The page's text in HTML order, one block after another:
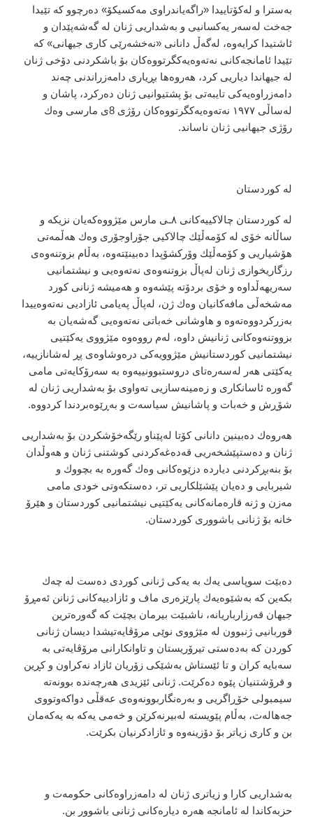
بەسترا و لەكۆتاییدا «راگەیاندراوی مەكسیكۆ» دەرچوو كە تێیدا
جەخت لەسەر یەكسانیی و بەشداریی ژنان لە گەشەپێدان و
ئاشتیدا كرایەوە، لەگەڵ دانانی «نەخشەرێی كاری جیهانی» كە
تێیدا ئامانجەكانی نەتەوەیەكگرتووەكان بۆ باشكردنی دۆخی ژنان
لە جیهاندا دیاریی كرد، هەروەها بڕیاری دامەزراندنی چەند
دامەزراوەیەكی تایبەتی بۆ پشتیوانیی ژنان دەركرد، پاشان و
لەساڵی ١٩٧٧ نەتەوەیەكگرتووەكان رۆژی 8ی مارسی وەك
رۆژی جیهانیی ژنان ناساند.
لە کوردستان
لە كوردستان چالاكییەكانی ٨ـی مارس مێژووەكەیان نزیكە و
ساڵانە خۆی لە كۆمەڵێك چالاكیی جۆراوجۆری وەك هەڵمەتی
هۆشیاریی و كۆمەڵێك وۆركشۆپدا دەبینێتەوە، بەڵام بزوتنەوەی
رزگاریخوازی ژنان لەپاڵ بزوتنەوەی نەتەوەیی و نیشتمانیی
سەریهەڵداوە و خۆی بردۆتە پێشەوە و هەمیشە ژنانی كورد
مەشخەڵی مافەكانیان وەك ژن، لەپاڵ پەیامی ئازادیی نەتەوەییدا
بەزركردووەتەوە و هاوشانی خەباتی نەتەوەیی گەشەیان بە
بزووتنەوەكانی ژنانیش داوە، لەم رووەوە مێژووی یەكێتیی
نیشتمانیی كوردستانیش مێژوویەكی درەوشاوەی پڕ لەشانازییە،
یەكێتی هەر لەسەرەتای دروستبوونییەوە بە سەرۆكایەتی مامی
گەورە ئاسانكاری و زەمینەسازیی تەواوی بۆ بەشداریی ژنان لە
شۆڕش و خەبات و پاشانیش سیاسەت و بەڕێوەبردندا كردووە.
هەروەك دەبینین دانانی كۆتا لەپێناو رێگەخۆشكردن بۆ بەشداریی
ژنان و دەستپێشخەریی قەدەغەكردنی كوشتنی ژنان و هەوڵدان
بۆ بنەبڕكردنی دیاردە دزێوەكانی وەك گەورە بە بچووك و
شیربایی و دەیان پێشێلكاریی تر، دەستكەوتی خودی مامی
مەزن و ژنە قارەمانەكانی یەكێتیی نیشتمانیی كوردستان و هێرۆ
خانە بۆ ژنانی باشووری كوردستان.
دەبێت سوپاسی یەك بە یەكی ژنانی كوردی دەست لە چەك
بكەین كە بەشێوەیەك پارێزەری ماف و ئازادییەكانی ژنانن ئەمڕۆ
جیهان قەرزارباریانە، ناشبێت بیرمان بچێت كە گەورەترین
قوربانیی ژنبوون لە مێژووی نوێی مرۆڤایەتیشدا دیسان ژنانی
كوردن كە بەدەستی تیرۆریستان و تاوانكارانی مرۆڤایەتی بە
سەبایە كران و تا ئێستاش بەشێكی زۆریان ئازاد نەكراون و كڕین
و فرۆشتنیان پێوە دەكرێت. ژنانی ئێزیدی هەرچەندە بوونەتە
سیمبولی خۆڕاگریی و بەرەنگاربوونەوەی عەقڵی دواكەوتووی
جەهالەت، بەڵام پێویستە لەبیرنەكرێن و خەمی یەكە بە یەكەمان
بن و كاری زیاتر بۆ دۆزینەوە و ئازادكرنیان بكرێت.
بەشداریی كارا و زیاتری ژنان لە دامەزراوەكانی حكومەت و
حزبەكاندا لە ئامانجە هەرە دیارەكانی ژنانی باشوور بن.